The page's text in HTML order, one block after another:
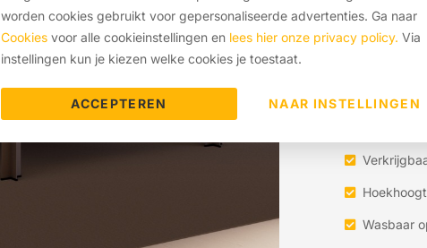
worden cookies gebruikt voor gepersonaliseerde advertenties. Ga naar
Cookies voor alle cookieinstellingen en lees hier onze privacy policy. Via
instellingen kun je kiezen welke cookies je toestaat.
ACCEPTEREN NAAR INSTELLINGEN
Wasbaar